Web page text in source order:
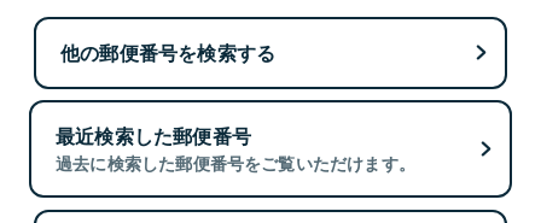
他の郵便番号を検索する
最近検索した郵便番号
過去に検索した郵便番号をご覧いただけます。